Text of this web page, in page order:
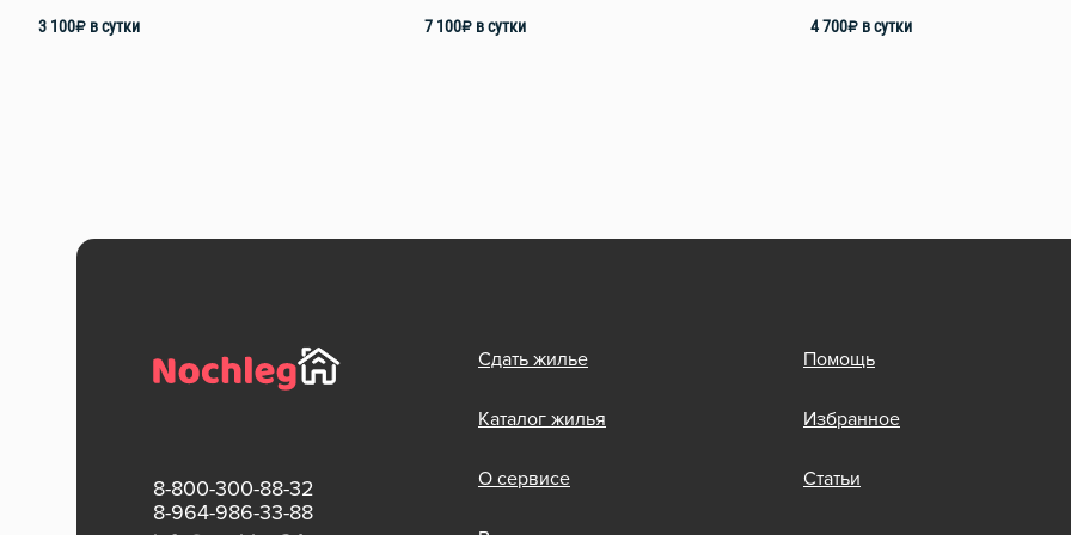
3 100₽ в сутки 7 100₽ в сутки 4 700₽ в сутки
8-800-300-88-32
8-964-986-33-88
Сдать жилье
Каталог жилья
О сервисе
Помощь
Избранное
Статьи